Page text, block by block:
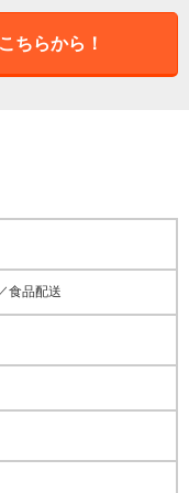
ちらから！
食品配送